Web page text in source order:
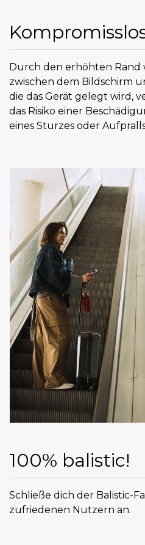
Durch den erhöhten
zwischen dem Bildschirm
die das Gerät gelegt wird,
das Risiko einer
eines Sturzes oder
100% balistic!
Schließe dich der Balistic-
zufriedenen Nutzern an.